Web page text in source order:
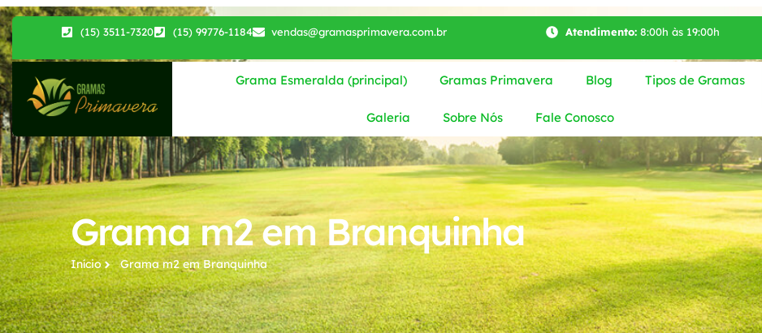
(15) 3511-7320 (15) 99776-1184 vendas@gramasprimavera.com.br Atendimento:8:00h às 19:00h
Grama Esmeralda (principal) Gramas Primavera Blog Tipos de Gramas
Galeria Sobre Nós Fale Conosco
Grama m2 em Branquinha
Início Grama m2​ em Branquinha